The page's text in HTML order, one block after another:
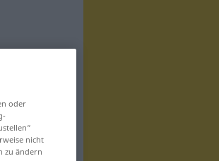
oder
nicht
zu ändern